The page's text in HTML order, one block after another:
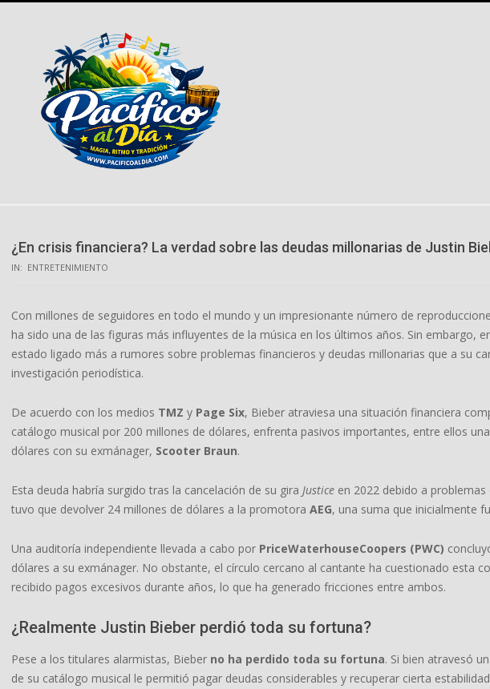
¿En crisis financiera? La verdad sobre las deudas millonarias de Justin
IN: ENTRETENIMIENTO
Con millones de seguidores en todo el mundo y un impresionante número de
ha sido una de las figuras más influyentes de la música en los últimos años. Sin embargo,
estado ligado más a rumores sobre problemas financieros y deudas millonarias que a su
investigación periodística.
De acuerdo con los medios TMZ y Page Six, Bieber atraviesa una situación financiera
catálogo musical por 200 millones de dólares, enfrenta pasivos importantes, entre ellos
dólares con su exmánager, Scooter Braun.
Esta deuda habría surgido tras la cancelación de su gira Justice en 2022 debido a
tuvo que devolver 24 millones de dólares a la promotora AEG, una suma que inicialmente
Una auditoría independiente llevada a cabo por PriceWaterhouseCoopers (PWC)
dólares a su exmánager. No obstante, el círculo cercano al cantante ha cuestionado esta
recibido pagos excesivos durante años, lo que ha generado fricciones entre ambos.
¿Realmente Justin Bieber perdió toda su fortuna?
Pese a los titulares alarmistas, Bieber no ha perdido toda su fortuna. Si bien atravesó
de su catálogo musical le permitió pagar deudas considerables y recuperar cierta